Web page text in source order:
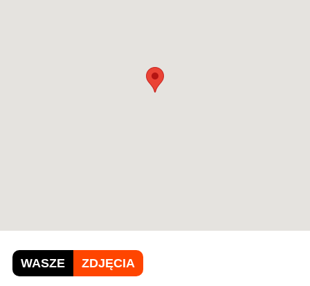
WASZE ZDJĘCIA